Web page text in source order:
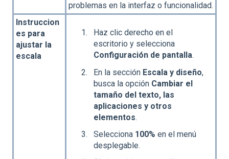
problemas en la interfaz o funcionalidad.
Instruccion
es para
ajustar la
escala
Haz clic derecho en el
escritorio y selecciona
Configuración de pantalla.
En la sección Escala y diseño,
busca la opción Cambiar el
tamaño del texto, las
aplicaciones y otros
elementos.
Selecciona 100% en el menú
desplegable.